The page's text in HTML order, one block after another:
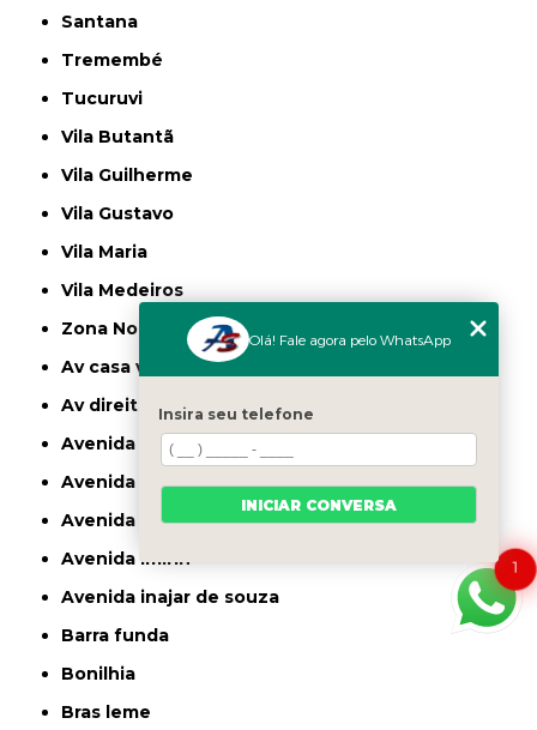
Santana
Tremembé
Tucuruvi
Vila Butantã
Vila Guilherme
Vila Gustavo
Vila Maria
Vila Medeiros
Zona Norte
av casa verde
av direitos humanos
avenida casa verde
avenida deputado emilio carlos
avenida engenheiro caetano alvares
avenida imirin
avenida inajar de souza
barra funda
bonilhia
bras leme
1
Olá! Fale agora pelo WhatsApp
Insira seu telefone
INICIAR CONVERSA